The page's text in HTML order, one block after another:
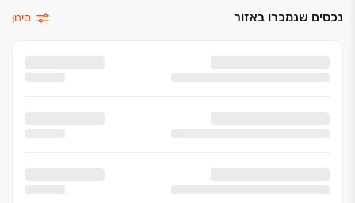
נכסים שנמכרו באזור סינון